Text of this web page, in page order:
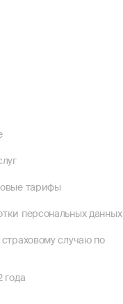
тарифы
персональных данных
случаю по
года